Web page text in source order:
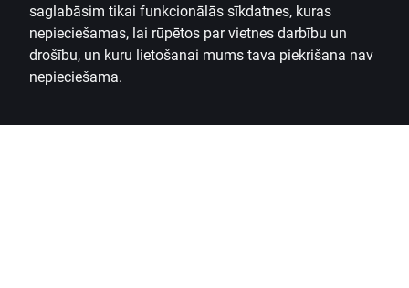
saglabāsim tikai funkcionālās sīkdatnes, kuras
nepieciešamas, lai rūpētos par vietnes darbību un
drošību, un kuru lietošanai mums tava piekrišana nav
nepieciešama.